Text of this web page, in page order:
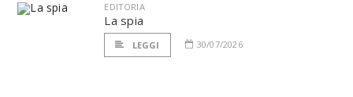
EDITORIA
La spia
LEGGI 30/07/2026